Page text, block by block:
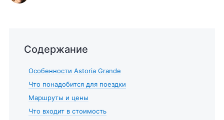
Содержание
Особенности Astoria Grande
Что понадобится для поездки
Маршруты и цены
Что входит в стоимость